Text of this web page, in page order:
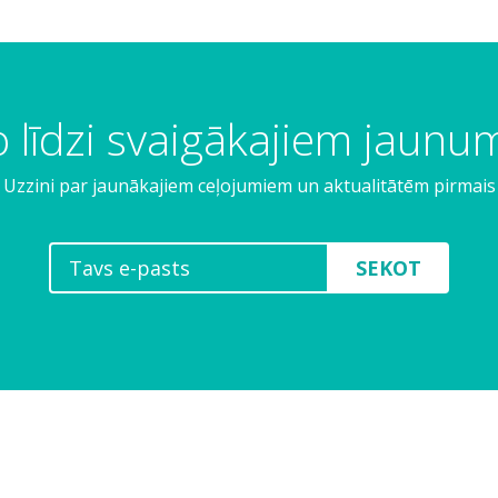
līdzi svaigākajiem
Uzzini par jaunākajiem ceļojumiem un aktualitātēm pirmais
SEKOT